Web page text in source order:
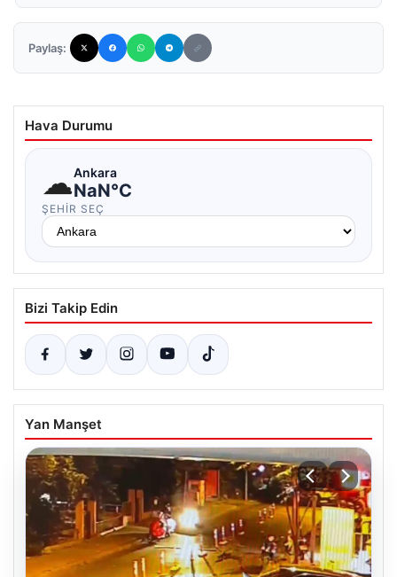
Paylaş:
Hava Durumu
☁Ankara
NaN°C
ŞEHIR SEÇ
Bizi Takip Edin
Yan Manşet